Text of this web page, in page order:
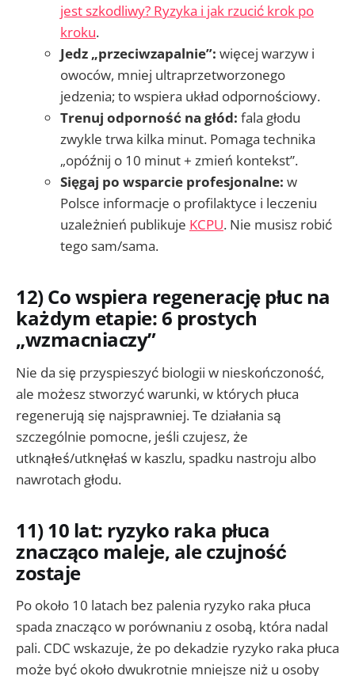
jest szkodliwy? Ryzyka i jak rzucić krok po
kroku.
Jedz „przeciwzapalnie”: więcej warzyw i
owoców, mniej ultraprzetworzonego
jedzenia; to wspiera układ odpornościowy.
Trenuj odporność na głód: fala głodu
zwykle trwa kilka minut. Pomaga technika
„opóźnij o 10 minut + zmień kontekst”.
Sięgaj po wsparcie profesjonalne: w
Polsce informacje o profilaktyce i leczeniu
uzależnień publikuje KCPU. Nie musisz robić
tego sam/sama.
12) Co wspiera regenerację płuc na
każdym etapie: 6 prostych
„wzmacniaczy”
Nie da się przyspieszyć biologii w nieskończoność,
ale możesz stworzyć warunki, w których płuca
regenerują się najsprawniej. Te działania są
szczególnie pomocne, jeśli czujesz, że
utknąłeś/utknęłaś w kaszlu, spadku nastroju albo
nawrotach głodu.
11) 10 lat: ryzyko raka płuca
znacząco maleje, ale czujność
zostaje
Po około 10 latach bez palenia ryzyko raka płuca
spada znacząco w porównaniu z osobą, która nadal
pali. CDC wskazuje, że po dekadzie ryzyko raka płuca
może być około dwukrotnie mniejsze niż u osoby